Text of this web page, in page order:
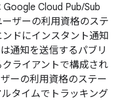
Cloud Pub/Sub
ザーの利用資格のステ
ドにインスタント通知
通知を送信するパブリ
ライアントで構成され
ーの利用資格のステー
タイムでトラッキング